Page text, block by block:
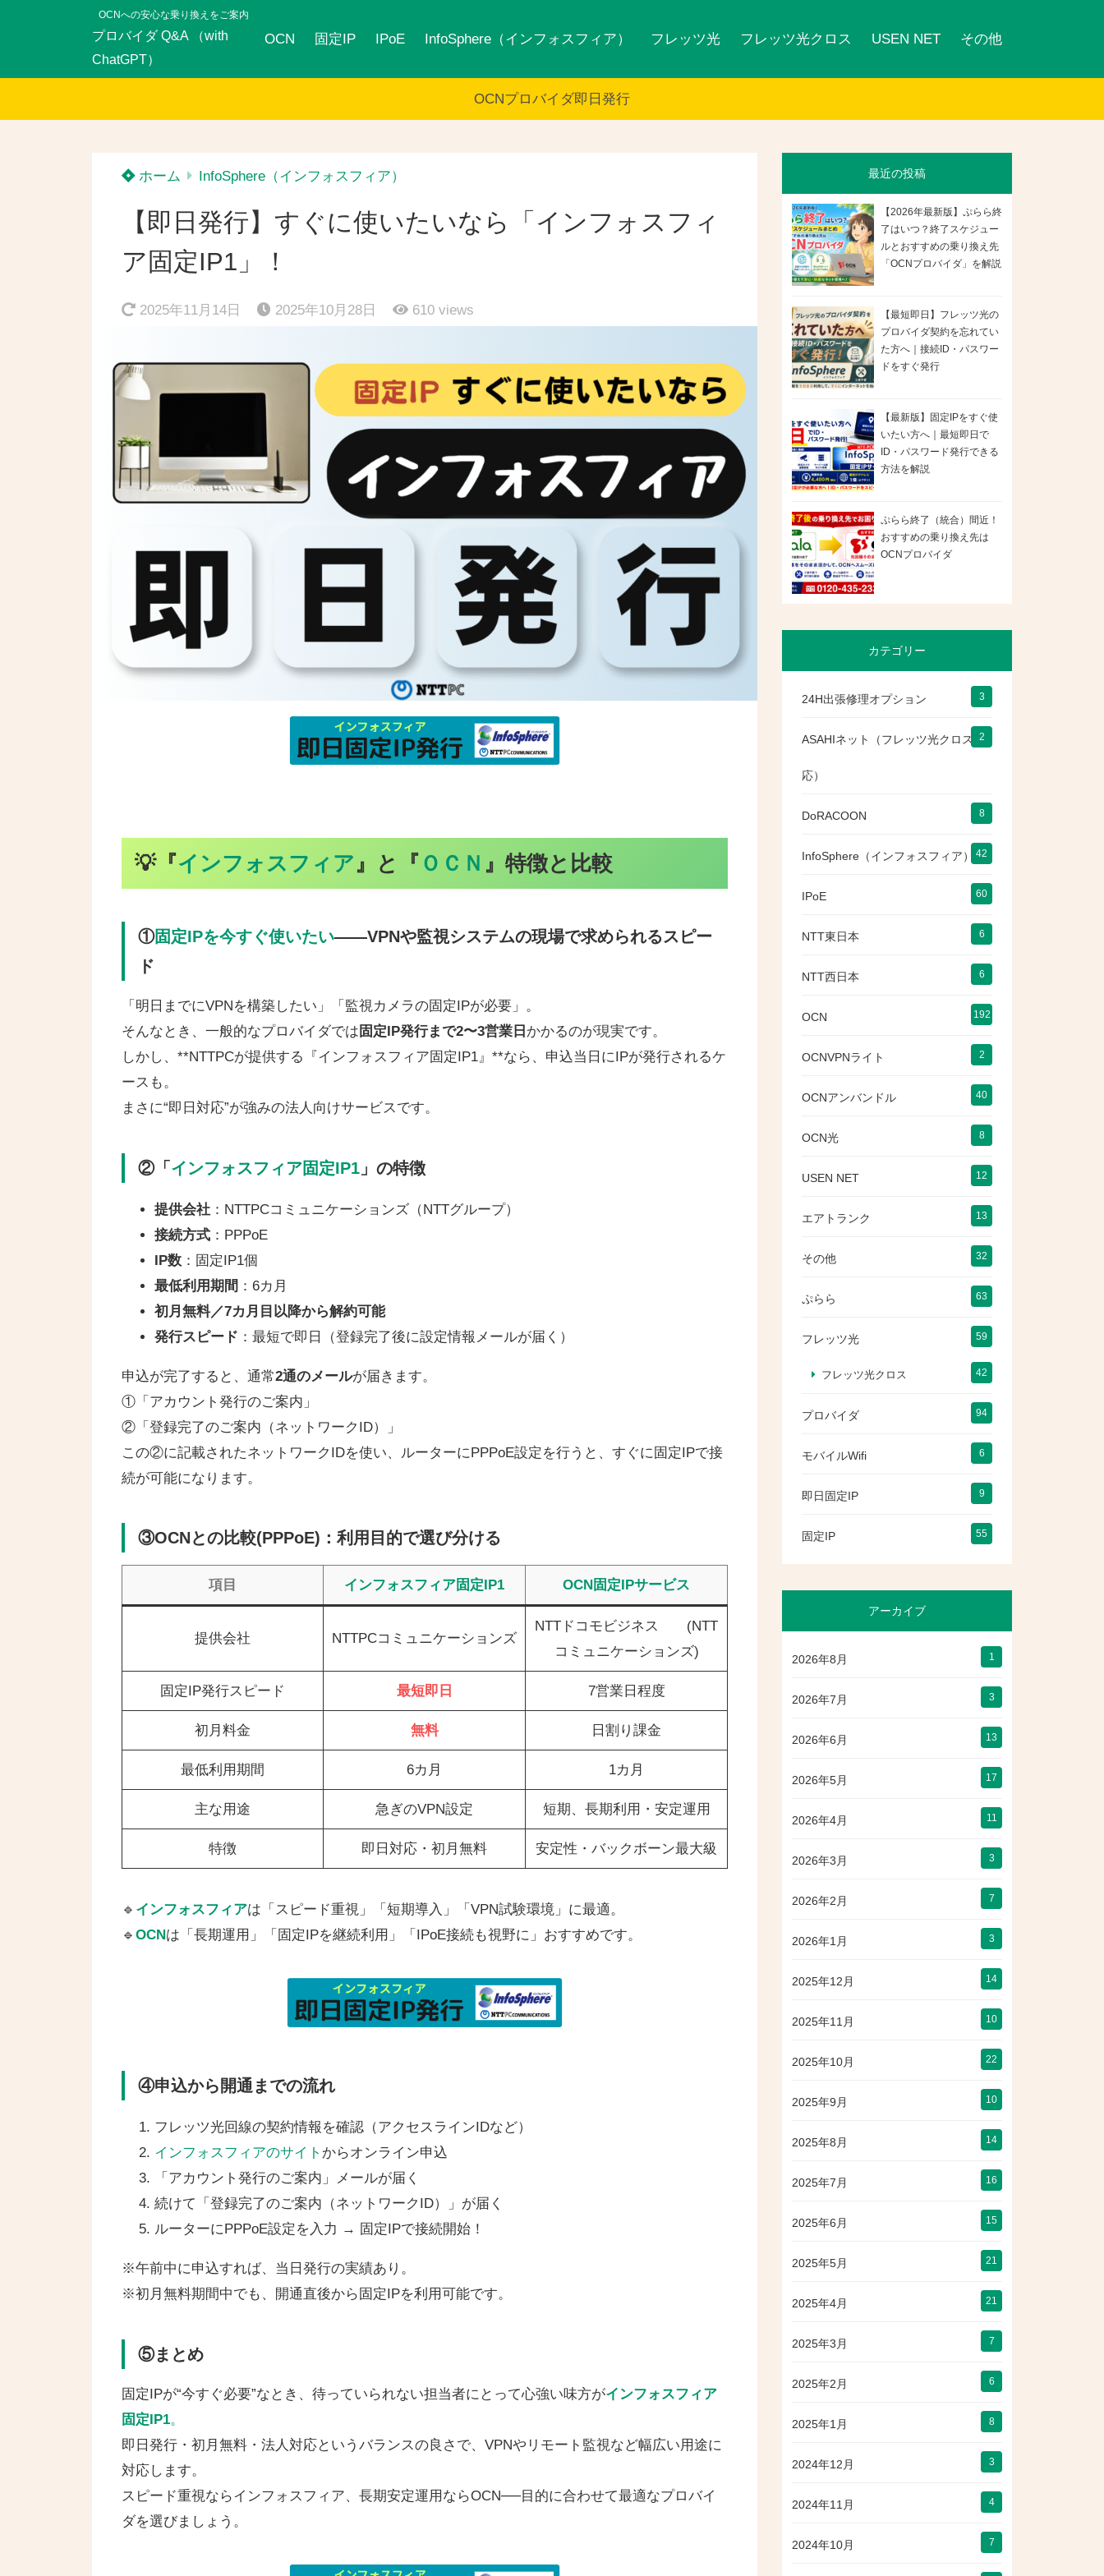
OCNへの安心な乗り換えをご案内
プロバイダ Q&A （with
ChatGPT）
OCN 固定IP IPoE InfoSphere（インフォスフィア） フレッツ光 フレッツ光クロス USEN NET その他
OCNプロバイダ即日発行
ホーム InfoSphere（インフォスフィア）
【即日発行】すぐに使いたいなら「インフォスフィ
ア固定IP1」！
2025年11月14日 2025年10月28日 610 views
💡『インフォスフィア』と『 ＯＣＮ 』特徴と比較
①固定IPを今すぐ使いたい——VPNや監視システムの現場で求められるスピー
ド
「明日までにVPNを構築したい」「監視カメラの固定IPが必要」。
そんなとき、一般的なプロバイダでは 固定IP発行まで2〜3営業日 かかるのが現実です。
しかし、**NTTPCが提供する『インフォスフィア固定IP1』**なら、申込当日にIPが発行されるケ
ースも。
まさに“即日対応”が強みの法人向けサービスです。
②「インフォスフィア固定IP1 」の特徴
提供会社 ：NTTPCコミュニケーションズ（NTTグループ）
接続方式 ：PPPoE
IP数 ：固定IP1個
最低利用期間 ：6カ月
初月無料／7カ月目以降から解約可能
発行スピード ：最短で即日（登録完了後に設定情報メールが届く）
申込が完了すると、通常2通のメールが届きます。
①「アカウント発行のご案内」
②「登録完了のご案内（ネットワークID）」
この②に記載されたネットワークIDを使い、ルーターにPPPoE設定を行うと、すぐに固定IPで接
続が可能になります。
③OCNとの比較(PPPoE)：利用目的で選び分ける
項目 インフォスフィア固定IP1 OCN固定IPサービス
提供会社 NTTPCコミュニケーションズ
NTTドコモビジネス (NTT
コミュニケーションズ)
固定IP発行スピード 最短即日 7営業日程度
初月料金 無料 日割り課金
最低利用期間 6カ月 1カ月
主な用途 急ぎのVPN設定 短期、長期利用・安定運用
特徴 即日対応・初月無料 安定性・バックボーン最大級
🔹 インフォスフィアは「スピード重視」「短期導入」「VPN試験環境」に最適。
🔹 OCN は「長期運用」「固定IPを継続利用」「IPoE接続も視野に」おすすめです。
④申込から開通までの流れ
フレッツ光回線の契約情報を確認（アクセスラインIDなど）
インフォスフィアのサイト からオンライン申込
「アカウント発行のご案内」メールが届く
続けて「登録完了のご案内（ネットワークID）」が届く
ルーターにPPPoE設定を入力 → 固定IPで接続開始！
※午前中に申込すれば、当日発行の実績あり。
※初月無料期間中でも、開通直後から固定IPを利用可能です。
⑤まとめ
固定IPが“今すぐ必要”なとき、待っていられない担当者にとって心強い味方がインフォスフィア
固定IP1。
即日発行・初月無料・法人対応というバランスの良さで、VPNやリモート監視など幅広い用途に
対応します。
スピード重視ならインフォスフィア、長期安定運用ならOCN──目的に合わせて最適なプロバイ
ダを選びましょう。
最近の投稿
【2026年最新版】ぷらら終
了はいつ？終了スケジュー
ルとおすすめの乗り換え先
「OCNプロバイダ」を解説
【最短即日】フレッツ光の
プロバイダ契約を忘れてい
た方へ｜接続ID・パスワー
ドをすぐ発行
【最新版】固定IPをすぐ使
いたい方へ｜最短即日で
ID・パスワード発行できる
方法を解説
ぷらら終了（統合）間近！
おすすめの乗り換え先は
OCNプロバイダ
カテゴリー
24H出張修理オプション 3
ASAHIネット（フレッツ光クロス対
応）
2
DoRACOON 8
InfoSphere（インフォスフィア） 42
IPoE 60
NTT東日本 6
NTT西日本 6
OCN 192
OCNVPNライト 2
OCNアンバンドル 40
OCN光 8
USEN NET 12
エアトランク 13
その他 32
ぷらら 63
フレッツ光 59
フレッツ光クロス 42
プロバイダ 94
モバイルWifi 6
即日固定IP 9
固定IP 55
アーカイブ
2026年8月 1
2026年7月 3
2026年6月 13
2026年5月 17
2026年4月 11
2026年3月 3
2026年2月 7
2026年1月 3
2025年12月 14
2025年11月 10
2025年10月 22
2025年9月 10
2025年8月 14
2025年7月 16
2025年6月 15
2025年5月 21
2025年4月 21
2025年3月 7
2025年2月 6
2025年1月 8
2024年12月 3
2024年11月 4
2024年10月 7